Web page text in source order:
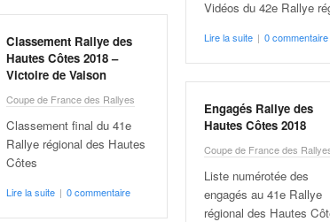
Vidéos du 42e Rallye
Lire la suite | 0 commentaire
Classement Rallye des
Hautes Côtes 2018 –
Victoire de Vaison
Coupe de France des Rallyes
Classement final du 41e
Rallye régional des Hautes
Côtes
Lire la suite | 0 commentaire
Engagés Rallye des
Hautes Côtes 2018
Coupe de France des
Liste numérotée des
engagés au 41e Rallye
régional des Hautes